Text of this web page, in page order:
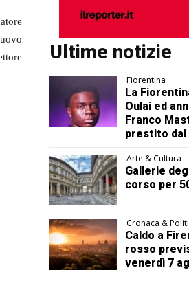
Ultime notizie
Fiorentina
La
Oulai ed
Franco
prestito dal
Arte & Cultura
Gallerie
corso per
Cronaca &
Caldo a
rosso
venerdì 7